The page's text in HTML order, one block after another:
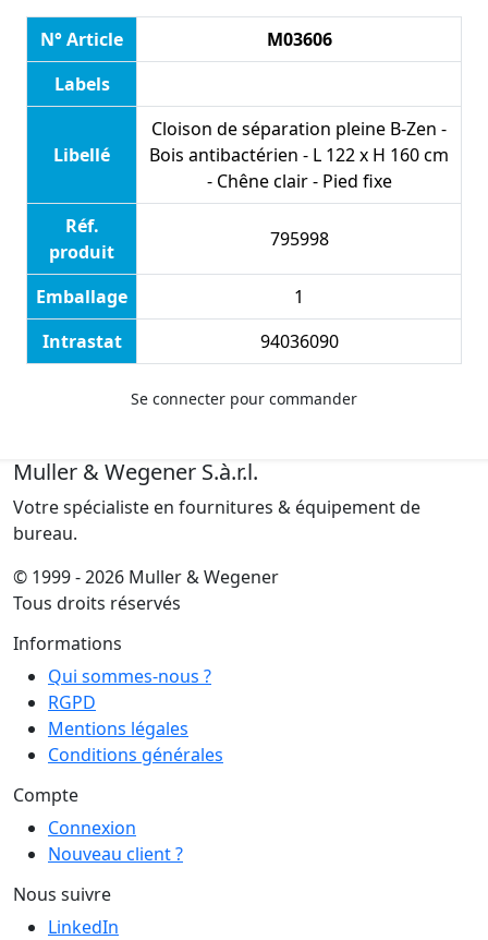
N° Article
M03606
Labels
Libellé
Cloison de séparation pleine B-Zen -
Bois antibactérien - L 122 x H 160 cm
- Chêne clair - Pied fixe
Réf.
produit
795998
Emballage
1
Intrastat
94036090
Se connecter pour commander
Muller & Wegener S.à.r.l.
Votre spécialiste en fournitures & équipement de
bureau.
© 1999 - 2026 Muller & Wegener
Tous droits réservés
Informations
Qui sommes-nous ?
RGPD
Mentions légales
Conditions générales
Compte
Connexion
Nouveau client ?
Nous suivre
LinkedIn